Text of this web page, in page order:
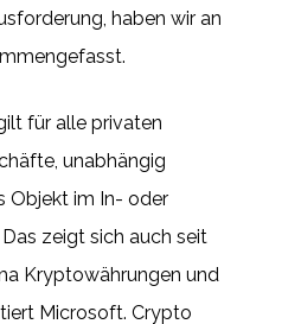
haben wir an
für alle privaten
unabhängig
Objekt im In- oder
zeigt sich auch seit
Kryptowährungen und
Microsoft. Crypto